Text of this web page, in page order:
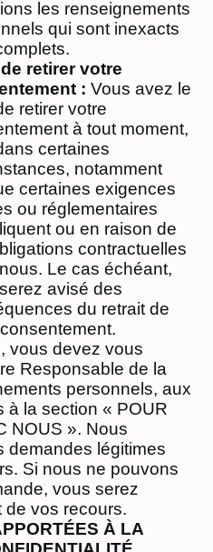
les renseignements
qui sont inexacts
retirer votre
: Vous avez le
retirer votre
à tout moment,
certaines
notamment
certaines exigences
ou réglementaires
ou en raison de
contractuelles
Le cas échéant,
avisé des
du retrait de
vous devez vous
Responsable de la
personnels, aux
à la section « POUR
NOUS ». Nous
demandes légitimes
Si nous ne pouvons
vous serez
de vos recours.
À LA